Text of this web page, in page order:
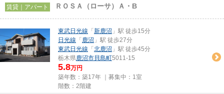
賃貸｜アパート ＲＯＳＡ（ローサ）Ａ・B
東武日光線 「 新鹿沼 」駅 徒歩15分
日光線 「 鹿沼 」駅 徒歩27分
東武日光線 「 北鹿沼 」駅 徒歩45分
栃木県鹿沼市貝島町5011-15
5.8万円
築年数：築17年 ｜募集中： 1室
階数：2階建